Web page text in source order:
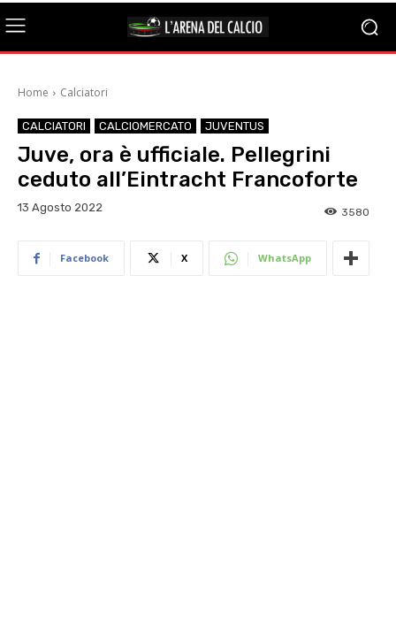
Home Calciatori
CALCIATORI CALCIOMERCATO JUVENTUS
Juve, ora è ufficiale. Pellegrini
ceduto all’Eintracht Francoforte
13 Agosto 2022 3580
Facebook X WhatsApp